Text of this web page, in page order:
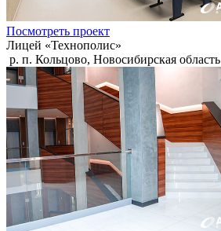
Посмотреть проект
Лицей «Технополис»
р. п. Кольцово, Новосибирская область